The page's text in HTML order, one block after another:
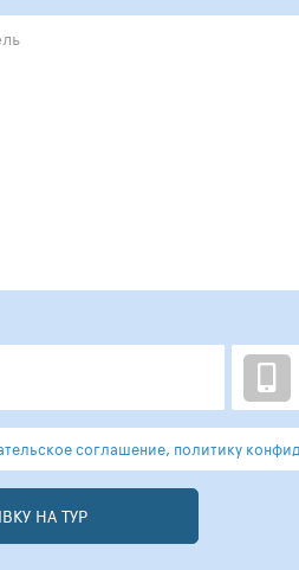
соглашение, политику
НА ТУР